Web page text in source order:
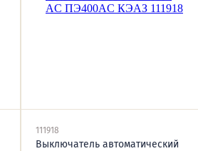
111918
Выключатель автоматический